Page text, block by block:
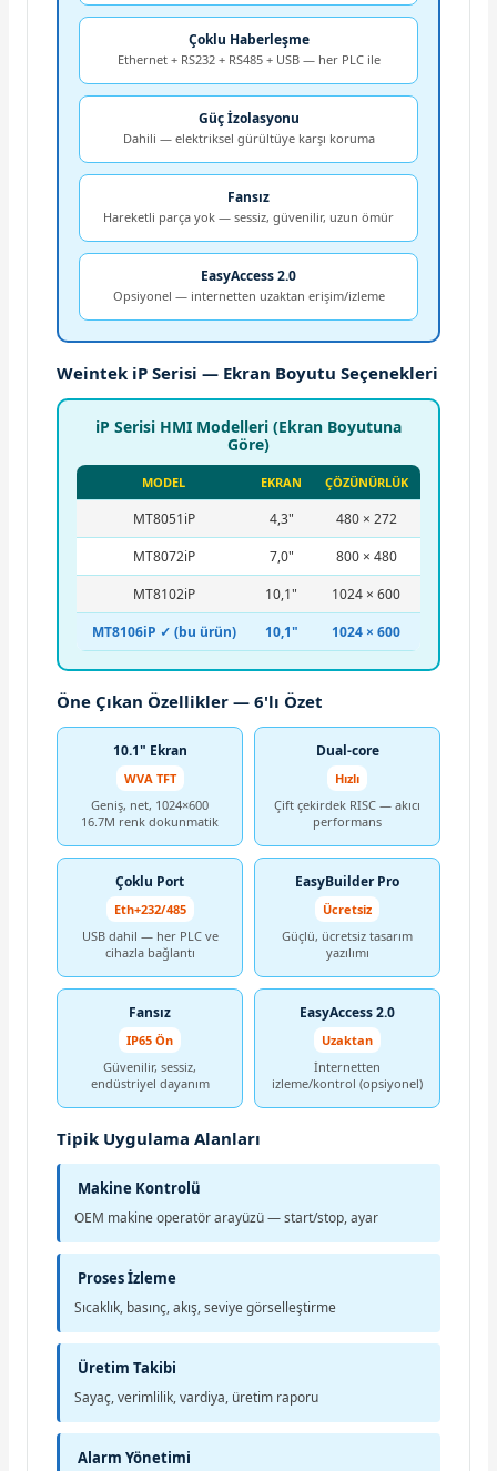
Çoklu Haberleşme
Ethernet + RS232 + RS485 + USB — her PLC ile
Güç İzolasyonu
Dahili — elektriksel gürültüye karşı koruma
Fansız
Hareketli parça yok — sessiz, güvenilir, uzun ömür
EasyAccess 2.0
Opsiyonel — internetten uzaktan erişim/izleme
Weintek iP Serisi — Ekran Boyutu Seçenekleri
iP Serisi HMI Modelleri (Ekran Boyutuna
Göre)
MODEL EKRAN ÇÖZÜNÜRLÜK
MT8051iP 4,3"
480 × 272
MT8072iP
7,0"
800 × 480
MT8102iP
10,1"
1024 × 600
MT8106iP ✓ (bu ürün)
10,1" 1024 × 600
Öne Çıkan Özellikler — 6'lı Özet
10.1" Ekran
WVA TFT
Geniş, net, 1024×600
16.7M renk dokunmatik
Dual-core
Hızlı
Çift çekirdek RISC — akıcı
performans
Çoklu Port
Eth+232/485
USB dahil — her PLC ve
cihazla bağlantı
EasyBuilder Pro
Ücretsiz
Güçlü, ücretsiz tasarım
yazılımı
Fansız
IP65 Ön
Güvenilir, sessiz,
endüstriyel dayanım
EasyAccess 2.0
Uzaktan
İnternetten
izleme/kontrol (opsiyonel)
Tipik Uygulama Alanları
Makine Kontrolü
OEM makine operatör arayüzü — start/stop, ayar
Proses İzleme
Sıcaklık, basınç, akış, seviye görselleştirme
Üretim Takibi
Sayaç, verimlilik, vardiya, üretim raporu
Alarm Yönetimi